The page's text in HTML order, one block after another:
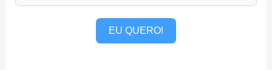
EU QUERO!